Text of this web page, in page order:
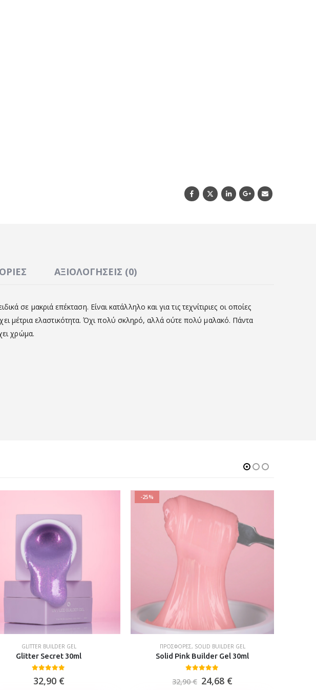
ΑΞΙΟΛΟΓΉΣΕΙΣ (0)
σε μακριά επέκταση. Είναι κατάλληλο και για τις τεχνίτιριες οι οποίες
μέτρια ελαστικότητα. Όχι πολύ σκληρό, αλλά ούτε πολύ μαλακό. Πάντα
χρώμα.
GLITTER BUILDER GEL
Glitter Secret 30ml
32,90 €
-25%
ΠΡΟΣΦΟΡΈΣ, SOLID BUILDER GEL
Solid Pink Builder Gel 30ml
32,90€ 24,68 €